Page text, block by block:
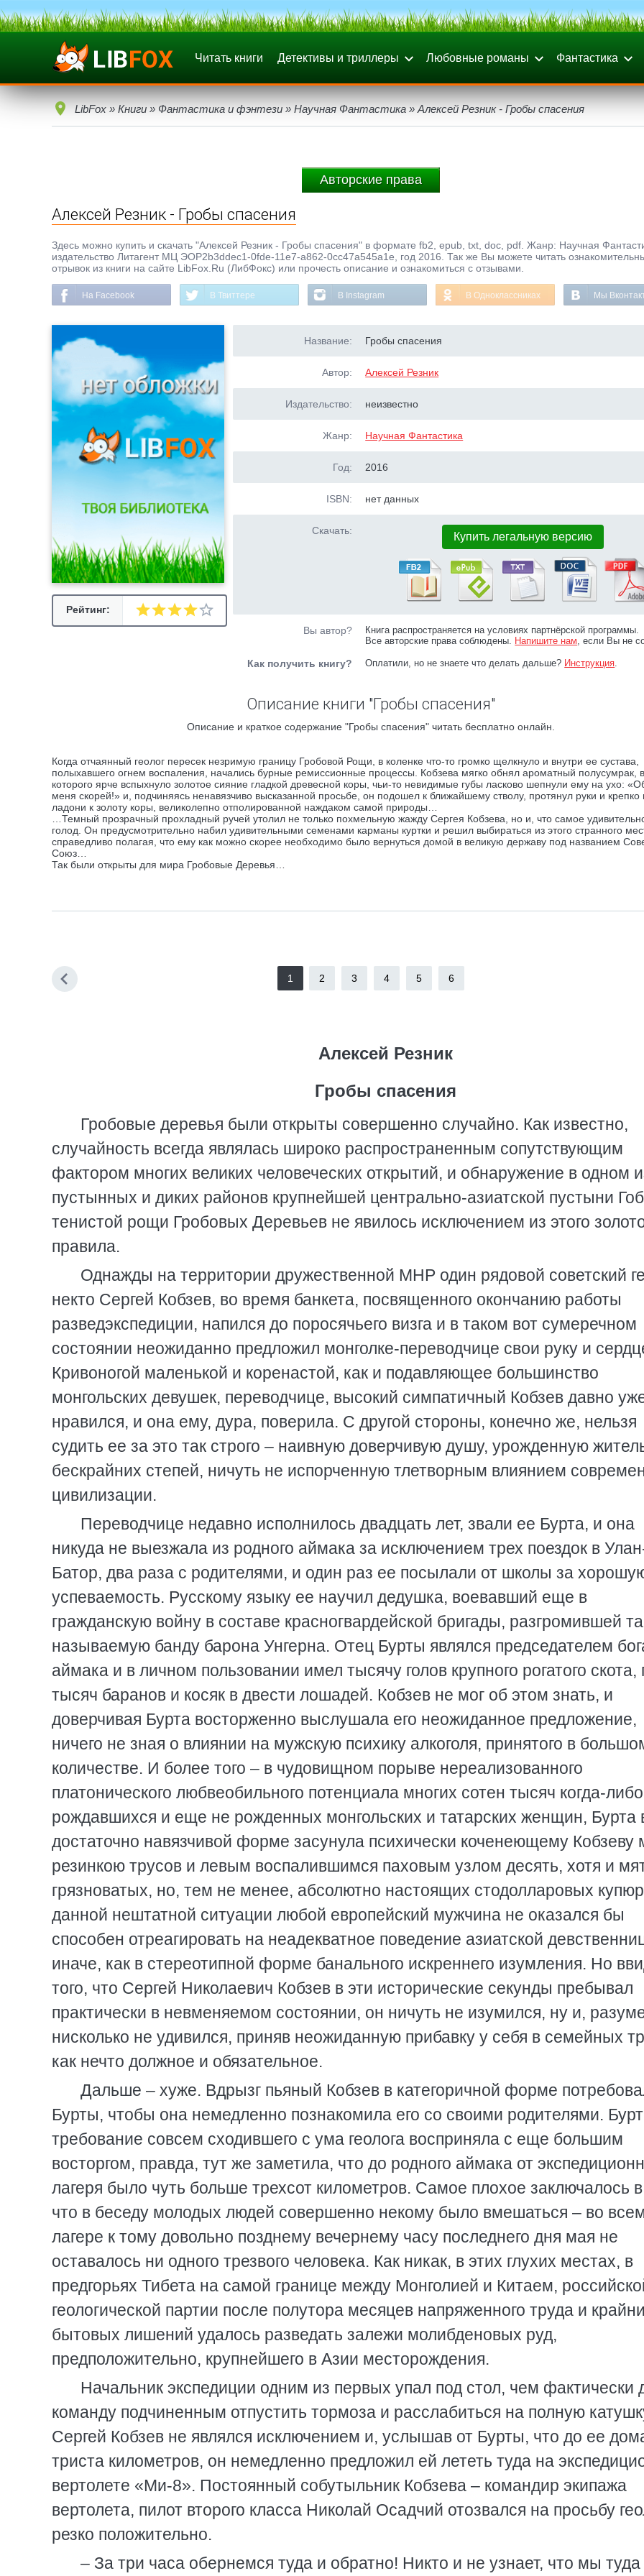
Читать книги Детективы и триллеры Любовные романы Фантастика
LibFox » Книги » Фантастика и фэнтези » Научная Фантастика » Алексей Резник - Гробы спасения
Авторские права
Алексей Резник - Гробы спасения
Здесь можно купить и скачать "Алексей Резник - Гробы спасения" в формате fb2, epub, txt, doc, pdf. Жанр: Научная
издательство Литагент МЦ ЭОР2b3ddec1-0fde-11e7-a862-0cc47a545a1e, год 2016. Так же Вы можете читать
отрывок из книги на сайте LibFox.Ru (ЛибФокс) или прочесть описание и ознакомиться с отзывами.
На Facebook В Твиттере В Instagram В Одноклассниках Мы
Рейтинг:
Название: Гробы спасения
Автор: Алексей Резник
Издательство: неизвестно
Жанр: Научная Фантастика
Год: 2016
ISBN: нет данных
Скачать: Купить легальную версию
Вы автор?
Книга распространяется на условиях партнёрской программы.
Все авторские права соблюдены. Напишите нам, если Вы не
Как получить книгу? Оплатили, но не знаете что делать дальше? Инструкция.
Описание книги "Гробы спасения"
Описание и краткое содержание "Гробы спасения" читать бесплатно онлайн.
Когда отчаянный геолог пересек незримую границу Гробовой Рощи, в коленке что-то громко щелкнуло и внутри ее сустава,
полыхавшего огнем воспаления, начались бурные ремиссионные процессы. Кобзева мягко обнял ароматный полусумрак,
которого ярче вспыхнуло золотое сияние гладкой древесной коры, чьи-то невидимые губы ласково шепнули ему на ухо:
меня скорей!» и, подчиняясь ненавязчиво высказанной просьбе, он подошел к ближайшему стволу, протянул руки и крепко
ладони к золоту коры, великолепно отполированной наждаком самой природы…
…Темный прозрачный прохладный ручей утолил не только похмельную жажду Сергея Кобзева, но и, что самое
голод. Он предусмотрительно набил удивительными семенами карманы куртки и решил выбираться из этого странного
справедливо полагая, что ему как можно скорее необходимо было вернуться домой в великую державу под названием
Союз…
Так были открыты для мира Гробовые Деревья…
1 2 3 4 5 6
Алексей Резник
Гробы спасения
Гробовые деревья были открыты совершенно случайно. Как известно,
случайность всегда являлась широко распространенным сопутствующим
фактором многих великих человеческих открытий, и обнаружение в одном
пустынных и диких районов крупнейшей центрально-азиатской пустыни
тенистой рощи Гробовых Деревьев не явилось исключением из этого
правила.
Однажды на территории дружественной МНР один рядовой советский
некто Сергей Кобзев, во время банкета, посвященного окончанию работы
разведэкспедиции, напился до поросячьего визга и в таком вот сумеречном
состоянии неожиданно предложил монголке-переводчице свои руку и
Кривоногой маленькой и коренастой, как и подавляющее большинство
монгольских девушек, переводчице, высокий симпатичный Кобзев давно
нравился, и она ему, дура, поверила. С другой стороны, конечно же, нельзя
судить ее за это так строго – наивную доверчивую душу, урожденную
бескрайних степей, ничуть не испорченную тлетворным влиянием
цивилизации.
Переводчице недавно исполнилось двадцать лет, звали ее Бурта, и она
никуда не выезжала из родного аймака за исключением трех поездок в
Батор, два раза с родителями, и один раз ее посылали от школы за
успеваемость. Русскому языку ее научил дедушка, воевавший еще в
гражданскую войну в составе красногвардейской бригады, разгромившей
называемую банду барона Унгерна. Отец Бурты являлся председателем
аймака и в личном пользовании имел тысячу голов крупного рогатого скота,
тысяч баранов и косяк в двести лошадей. Кобзев не мог об этом знать, и
доверчивая Бурта восторженно выслушала его неожиданное предложение,
ничего не зная о влиянии на мужскую психику алкоголя, принятого в
количестве. И более того – в чудовищном порыве нереализованного
платонического любвеобильного потенциала многих сотен тысяч когда-либо
рождавшихся и еще не рожденных монгольских и татарских женщин, Бурта
достаточно навязчивой форме засунула психически коченеющему Кобзеву
резинкою трусов и левым воспалившимся паховым узлом десять, хотя и
грязноватых, но, тем не менее, абсолютно настоящих стодолларовых
данной нештатной ситуации любой европейский мужчина не оказался бы
способен отреагировать на неадекватное поведение азиатской
иначе, как в стереотипной форме банального искреннего изумления. Но
того, что Сергей Николаевич Кобзев в эти исторические секунды пребывал
практически в невменяемом состоянии, он ничуть не изумился, ну и,
нисколько не удивился, приняв неожиданную прибавку у себя в семейных
как нечто должное и обязательное.
Дальше – хуже. Вдрызг пьяный Кобзев в категоричной форме
Бурты, чтобы она немедленно познакомила его со своими родителями.
требование совсем сходившего с ума геолога восприняла с еще большим
восторгом, правда, тут же заметила, что до родного аймака от
лагеря было чуть больше трехсот километров. Самое плохое заключалось
что в беседу молодых людей совершенно некому было вмешаться – во
лагере к тому довольно позднему вечернему часу последнего дня мая не
оставалось ни одного трезвого человека. Как никак, в этих глухих местах, в
предгорьях Тибета на самой границе между Монголией и Китаем,
геологической партии после полутора месяцев напряженного труда и
бытовых лишений удалось разведать залежи молибденовых руд,
предположительно, крупнейшего в Азии месторождения.
Начальник экспедиции одним из первых упал под стол, чем фактически
команду подчиненным отпустить тормоза и расслабиться на полную
Сергей Кобзев не являлся исключением и, услышав от Бурты, что до ее
триста километров, он немедленно предложил ей лететь туда на
вертолете «Ми-8». Постоянный собутыльник Кобзева – командир экипажа
вертолета, пилот второго класса Николай Осадчий отозвался на просьбу
резко положительно.
– За три часа обернемся туда и обратно! Никто и не узнает, что мы туда